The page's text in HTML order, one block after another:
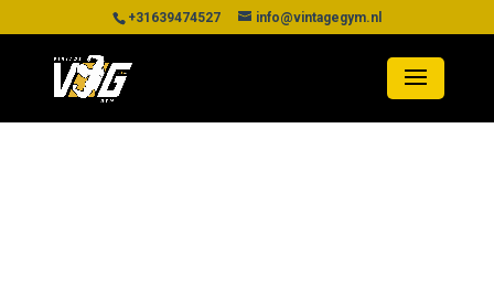
+31639474527 info@vintagegym.nl